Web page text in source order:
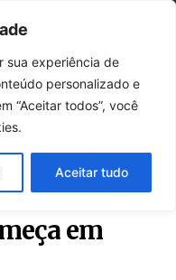
sua experiência de
personalizado e
“Aceitar todos”, você
Aceitar tudo
em